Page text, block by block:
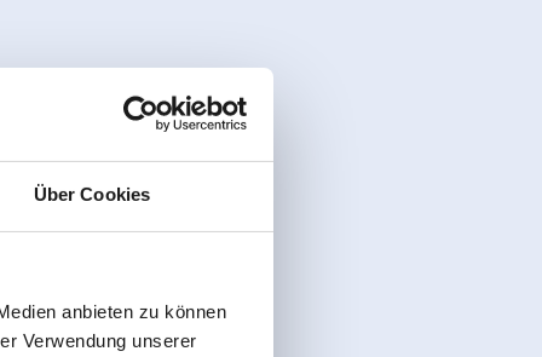
Über Cookies
anbieten zu können
Verwendung unserer